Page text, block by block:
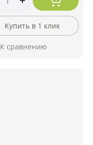
Купить в 1 клик
К сравнению